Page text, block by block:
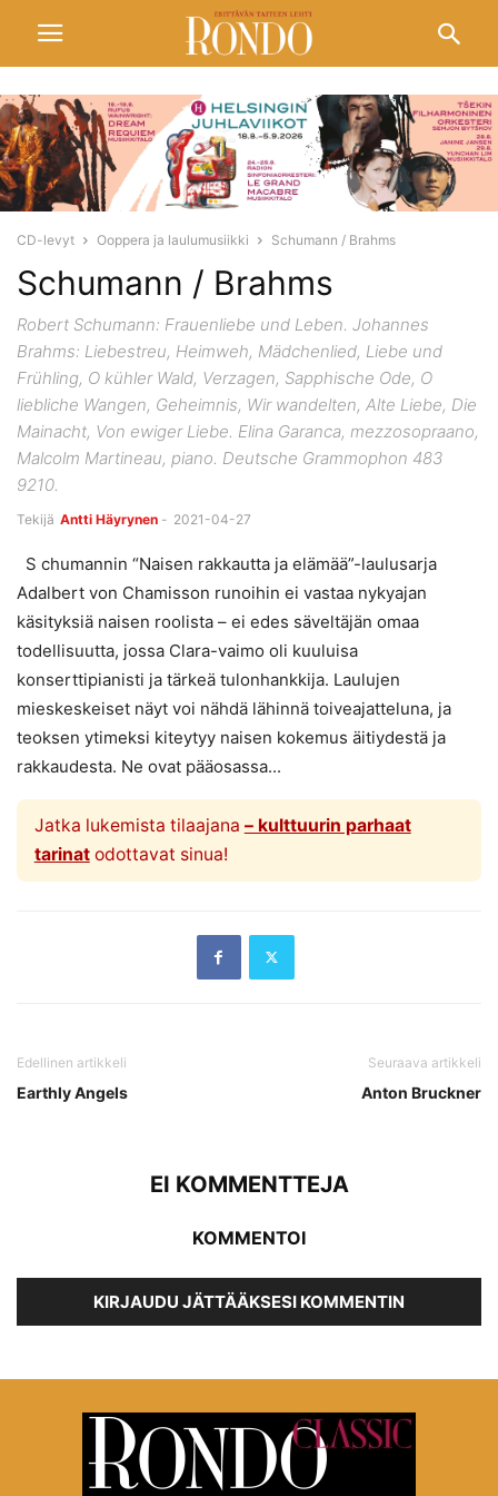
CD-levyt Ooppera ja laulumusiikki Schumann / Brahms
Schumann / Brahms
Robert Schumann: Frauenliebe und Leben. Johannes
Brahms: Liebestreu, Heimweh, Mädchenlied, Liebe und
Frühling, O kühler Wald, Verzagen, Sapphische Ode, O
liebliche Wangen, Geheimnis, Wir wandelten, Alte Liebe, Die
Mainacht, Von ewiger Liebe. Elina Garanca, mezzosopraano,
Malcolm Martineau, piano. Deutsche Grammophon 483
9210.
Tekijä Antti Häyrynen - 2021-04-27
S chumannin “Naisen rakkautta ja elämää”-laulusarja
Adalbert von Chamisson runoihin ei vastaa nykyajan
käsityksiä naisen roolista – ei edes säveltäjän omaa
todellisuutta, jossa Clara-vaimo oli kuuluisa
konserttipianisti ja tärkeä tulonhankkija. Laulujen
mieskeskeiset näyt voi nähdä lähinnä toiveajatteluna, ja
teoksen ytimeksi kiteytyy naisen kokemus äitiydestä ja
rakkaudesta. Ne ovat pääosassa...
Jatka lukemista tilaajana – kulttuurin parhaat
tarinatodottavat sinua!
Edellinen artikkeli
Earthly Angels
Seuraava artikkeli
Anton Bruckner
EI KOMMENTTEJA
KOMMENTOI
KIRJAUDU JÄTTÄÄKSESI KOMMENTIN